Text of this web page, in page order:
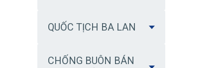
QUỐC TỊCH BA LAN
CHỐNG BUÔN BÁN